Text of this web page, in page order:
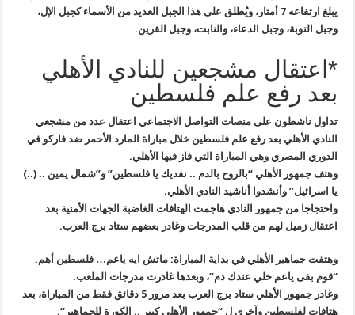
يبلغ ارتفاعه 7 أمتار، ويُطلق على هذا الجبل العديد من الأسماء كجبل الإل،
وجبل التوبة، وجبل الدعاء، والنابت، وجبل القرين.
*اعتقال مشجعين للنادي الأهلي
بعد رفع علم فلسطين
تداول ناشطون على منصات التواصل الاجتماعي اعتقال عدد من مشجعي
النادي الأهلي بعد رفع علم فلسطين خلال مباراة المارد الأحمر ضد فاركو في
الدوري المصري وهي المباراة التي فاز فيها الأهلي.
وهتف جمهور الأهلي “بالروح بالدم .. نفديك يا فلسطين” و”شمال يمين .. (..)
يا اسرائيل” وأنشدوا أناشيد النادي الأهلي.
واحتجاجا من جمهور النادي هاجمت الهتافات الغاضبة الجهات الأمنية بعد
اعتقال زميل لهم من قلب المدرجات وغادر بعضهم ستاد برج العرب.
وهتفت جماهير الأهلي في بداية المباراة: ماتش ايه ياعم… فلسطين أهم.
“قوم بقى ياعم خلي عندك دم”، وبعدها غادرت مدرجات الملعب.
وغادر جمهور الأهلي ستاد برج العرب بعد مرور 5 دقائق فقط من المباراة، بعد
هتافات لفلسطين وآخرى ل “جمهور الأهلي كبير .. الكورة للجماهير“.